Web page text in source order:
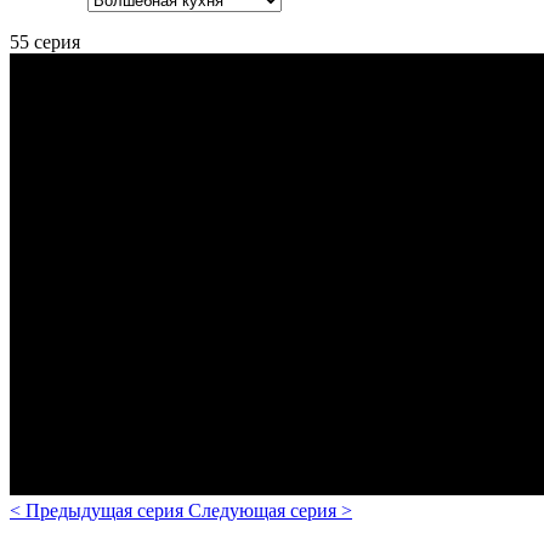
55 серия
< Предыдущая серия Следующая серия >